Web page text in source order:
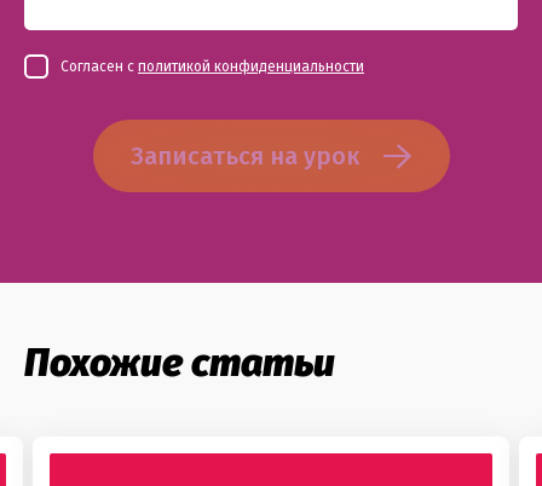
Согласен с политикой конфиденциальности
Записаться на урок
Похожие статьи